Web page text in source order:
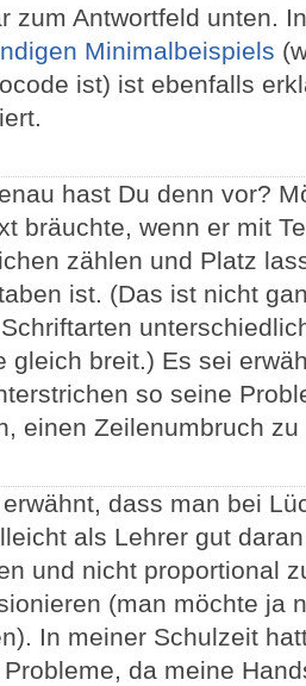
zum Antwortfeld unten.
Minimalbeispiels
ist) ist ebenfalls
hast Du denn vor?
bräuchte, wenn er mit
zählen und Platz
ist. (Das ist nicht
gleich breit.) Es sei
so seine
einen Zeilenumbruch
dass man bei
als Lehrer gut
und nicht proportional
(man möchte ja
In meiner Schulzeit
da meine